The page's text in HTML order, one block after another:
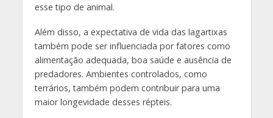
esse tipo de animal.
Além disso, a expectativa de vida das lagartixas
também pode ser influenciada por fatores como
alimentação adequada, boa saúde e ausência de
predadores. Ambientes controlados, como
terrários, também podem contribuir para uma
maior longevidade desses répteis.